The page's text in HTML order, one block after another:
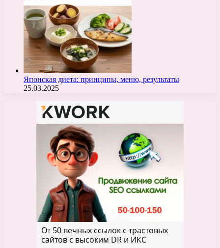
Японская диета: принципы, меню, результаты
25.03.2025